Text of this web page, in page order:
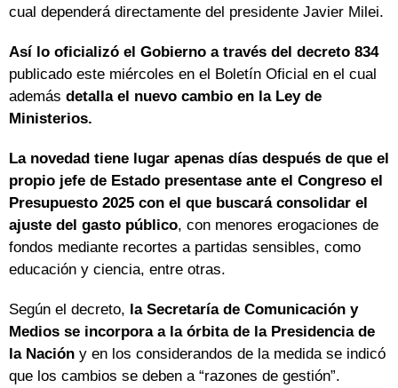
cual dependerá directamente del presidente Javier Milei.
Así lo oficializó el Gobierno a través del decreto 834
publicado este miércoles en el Boletín Oficial en el cual
además detalla el nuevo cambio en la Ley de
Ministerios.
La novedad tiene lugar apenas días después de que el
propio jefe de Estado presentase ante el Congreso el
Presupuesto 2025 con el que buscará consolidar el
ajuste del gasto público, con menores erogaciones de
fondos mediante recortes a partidas sensibles, como
educación y ciencia, entre otras.
Según el decreto, la Secretaría de Comunicación y
Medios se incorpora a la órbita de la Presidencia de
la Nación y en los considerandos de la medida se indicó
que los cambios se deben a “razones de gestión”.